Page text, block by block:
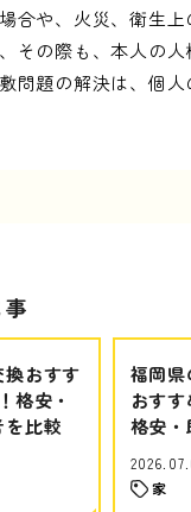
合や、火災、衛生
その際も、本人の
問題の解決は、個
おすす
格安・
比較
福岡
おすす
格安
家